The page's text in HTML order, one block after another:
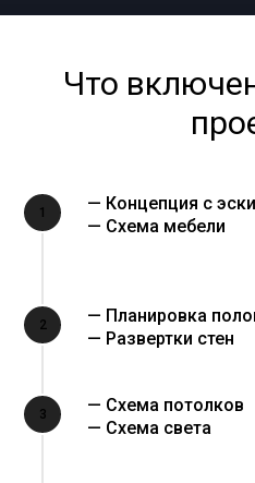
Что
1
— Концепция с
— Схема мебели
2
— Планировка
— Развертки стен
3
— Схема потолков
— Схема света